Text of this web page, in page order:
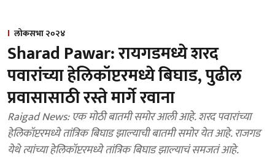
लोकसभा २०२४
Sharad Pawar: रायगडमध्ये शरद
पवारांच्या हेलिकॉप्टरमध्ये बिघाड, पुढील
प्रवासासाठी रस्ते मार्गे रवाना
Raigad News: एक मोठी बातमी समोर आली आहे. शरद पवारांच्या
हेलिकॉप्टरमध्ये तांत्रिक बिघाड झाल्याची बातमी समोर येत आहे. राजगड
येथे त्यांच्या हेलिकॉप्टरमध्ये तांत्रिक बिघाड झाल्याचं समजतं आहे.